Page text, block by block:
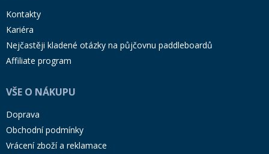
Kontakty
Kariéra
Nejčastěji kladené otázky na půjčovnu paddleboardů
Affiliate program
VŠE O NÁKUPU
Doprava
Obchodní podmínky
Vrácení zboží a reklamace